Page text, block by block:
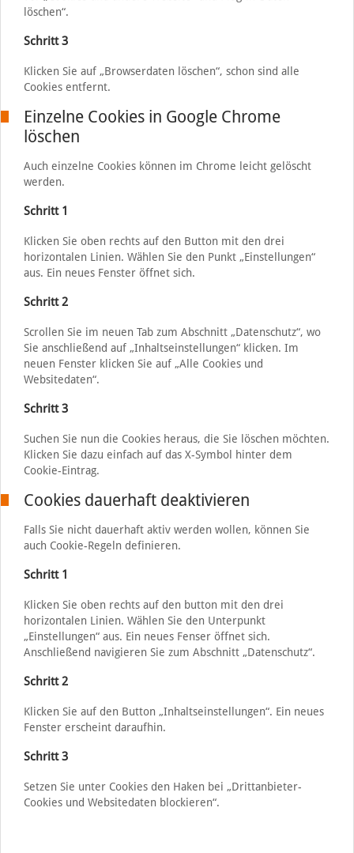
löschen“.
Schritt 3
Klicken Sie auf „Browserdaten löschen“, schon sind alle
Cookies entfernt.
Einzelne Cookies in Google Chrome
löschen
Auch einzelne Cookies können im Chrome leicht gelöscht
werden.
Schritt 1
Klicken Sie oben rechts auf den Button mit den drei
horizontalen Linien. Wählen Sie den Punkt „Einstellungen“
aus. Ein neues Fenster öffnet sich.
Schritt 2
Scrollen Sie im neuen Tab zum Abschnitt „Datenschutz“, wo
Sie anschließend auf „Inhaltseinstellungen“ klicken. Im
neuen Fenster klicken Sie auf „Alle Cookies und
Websitedaten“.
Schritt 3
Suchen Sie nun die Cookies heraus, die Sie löschen möchten.
Klicken Sie dazu einfach auf das X-Symbol hinter dem
Cookie-Eintrag.
Cookies dauerhaft deaktivieren
Falls Sie nicht dauerhaft aktiv werden wollen, können Sie
auch Cookie-Regeln definieren.
Schritt 1
Klicken Sie oben rechts auf den button mit den drei
horizontalen Linien. Wählen Sie den Unterpunkt
„Einstellungen“ aus. Ein neues Fenser öffnet sich.
Anschließend navigieren Sie zum Abschnitt „Datenschutz“.
Schritt 2
Klicken Sie auf den Button „Inhaltseinstellungen“. Ein neues
Fenster erscheint daraufhin.
Schritt 3
Setzen Sie unter Cookies den Haken bei „Drittanbieter-
Cookies und Websitedaten blockieren“.